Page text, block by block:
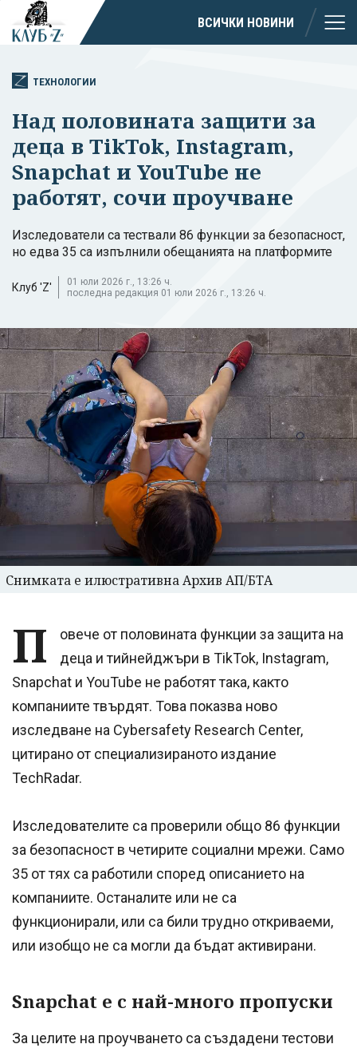
ВСИЧКИ НОВИНИ
ТЕХНОЛОГИИ
Над половината защити за
деца в TikTok, Instagram,
Snapchat и YouTube не
работят, сочи проучване
Изследователи са тествали 86 функции за безопасност,
но едва 35 са изпълнили обещанията на платформите
Клуб 'Z'
01 юли 2026 г., 13:26 ч.
последна редакция 01 юли 2026 г., 13:26 ч.
Снимката е илюстративна Архив АП/БТА
П
овече от половината функции за защита на
деца и тийнейджъри в TikTok, Instagram,
Snapchat и YouTube не работят така, както
компаниите твърдят. Това показва ново
изследване на Cybersafety Research Center,
цитирано от специализираното издание
TechRadar.
Изследователите са проверили общо 86 функции
за безопасност в четирите социални мрежи. Само
35 от тях са работили според описанието на
компаниите. Останалите или не са
функционирали, или са били трудно откриваеми,
или изобщо не са могли да бъдат активирани.
Snapchat е с най-много пропуски
За целите на проучването са създадени тестови